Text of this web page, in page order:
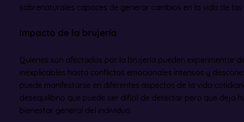
sobrenaturales capaces de generar cambios en la vida de las
Impacto de la brujería
Quienes son afectados por la brujería pueden experimentar
inexplicables hasta conflictos emocionales intensos y
puede manifestarse en diferentes aspectos de la vida
desequilibrio que puede ser difícil de detectar pero que deja
bienestar general del individuo.